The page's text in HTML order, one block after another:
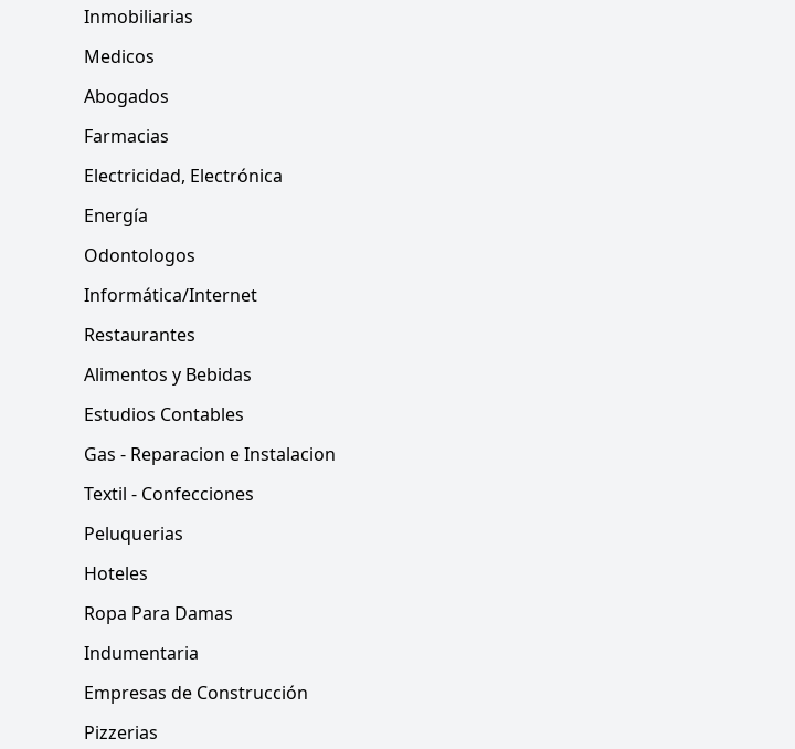
Inmobiliarias
Medicos
Abogados
Farmacias
Electricidad, Electrónica
Energía
Odontologos
Informática/Internet
Restaurantes
Alimentos y Bebidas
Estudios Contables
Gas - Reparacion e Instalacion
Textil - Confecciones
Peluquerias
Hoteles
Ropa Para Damas
Indumentaria
Empresas de Construcción
Pizzerias